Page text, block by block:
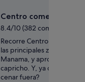
Centro comercial
8.4/10 (382 comentarios)
Recorre Centro comercial
las principales zonas
Manama, y aprovecha
capricho. Y, ya que estás
cenar fuera?